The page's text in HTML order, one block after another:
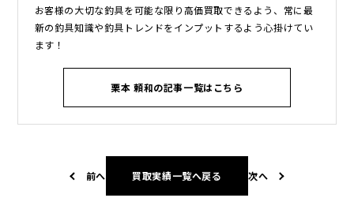
お客様の大切な釣具を可能な限り高価買取できるよう、常に最
新の釣具知識や釣具トレンドをインプットするよう心掛けてい
ます！
栗本 頼和の記事一覧はこちら
前へ 買取実績一覧へ戻る 次へ